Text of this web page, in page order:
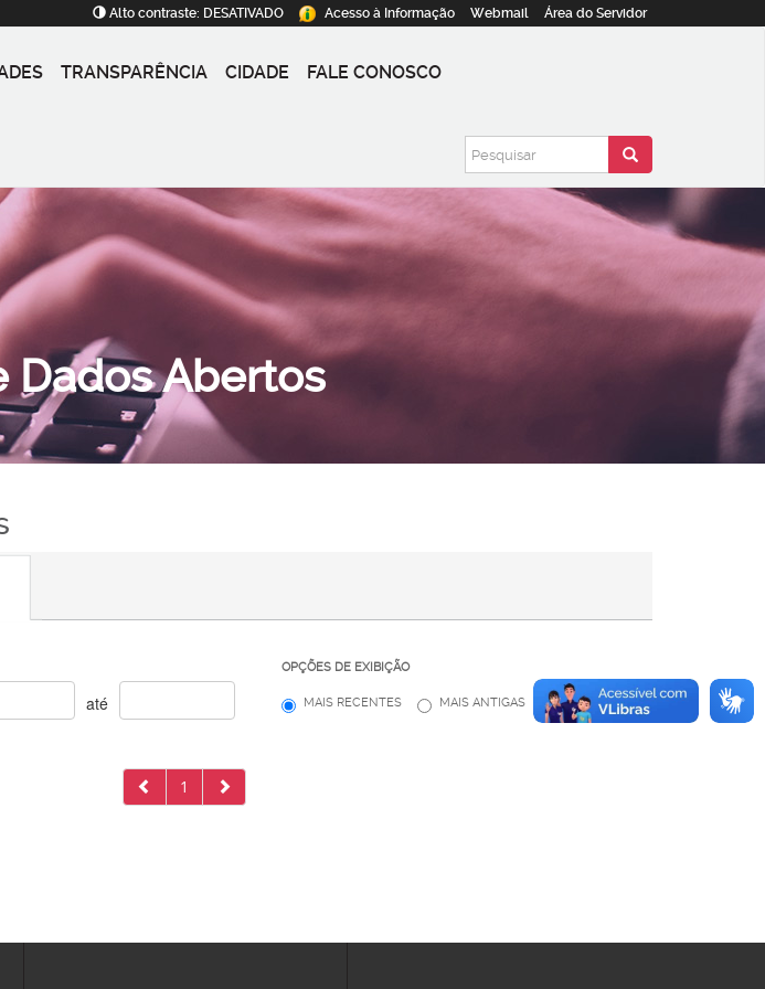
Alto contraste: DESATIVADO Acesso à Informação Webmail Área do Servidor
TRANSPARÊNCIA CIDADE FALE CONOSCO
Dados Abertos
até
OPÇÕES DE EXIBIÇÃO
MAIS RECENTES MAIS ANTIGAS MAIS LIDAS
1